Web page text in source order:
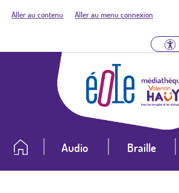
Aller au contenu Aller au menu connexion
Audio Braille